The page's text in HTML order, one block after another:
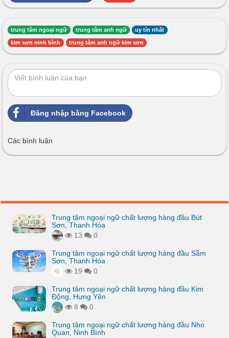
trung tâm ngoại ngữ trung tâm anh ngữ uy tín nhất
kim sơn ninh bình trung tâm anh ngữ kim sơn
Đăng nhập bằng Facebook
Các bình luận
Trung tâm ngoại ngữ chất lượng hàng đầu Bút
Sơn, Thanh Hóa
13
0
Trung tâm ngoại ngữ chất lượng hàng đầu Sầm
Sơn, Thanh Hóa
19
0
Trung tâm ngoại ngữ chất lượng hàng đầu Kim
Động, Hưng Yên
8
0
Trung tâm ngoại ngữ chất lượng hàng đầu Nho
Quan, Ninh Bình